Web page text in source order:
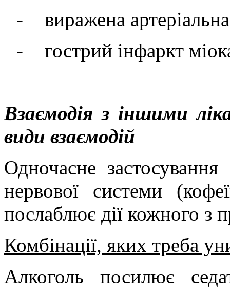
-
виражена
-
гострий інфаркт
Взаємодія з іншими
види взаємодій
Одночасне
нервової системи
послаблює дії кожного з
Комбінації, яких треба
Алкоголь посилює